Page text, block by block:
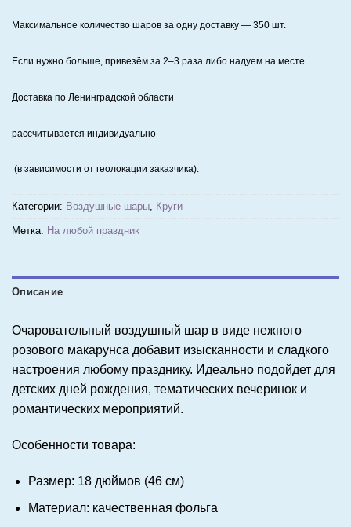
Максимальное количество шаров за одну доставку — 350 шт.
Если нужно больше, привезём за 2–3 раза либо надуем на месте.
Доставка по Ленинградской области
рассчитывается индивидуально
(в зависимости от геолокации заказчика).
Категории: Воздушные шары, Круги
Метка: На любой праздник
Описание
Очаровательный воздушный шар в виде нежного
розового макарунса добавит изысканности и сладкого
настроения любому празднику. Идеально подойдет для
детских дней рождения, тематических вечеринок и
романтических мероприятий.
Особенности товара:
Размер: 18 дюймов (46 см)
Материал: качественная фольга